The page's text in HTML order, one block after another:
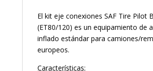
El kit eje conexiones SAF Tire Pilot
(ET80/120) es un equipamiento de
inflado estándar para camiones/
europeos.
Características: